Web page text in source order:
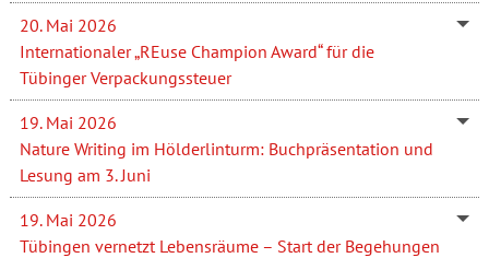
20. Mai 2026
Internationaler „REuse Champion Award“ für die
Tübinger Verpackungssteuer
19. Mai 2026
Nature Writing im Hölderlinturm: Buchpräsentation und
Lesung am 3. Juni
19. Mai 2026
Tübingen vernetzt Lebensräume – Start der Begehungen